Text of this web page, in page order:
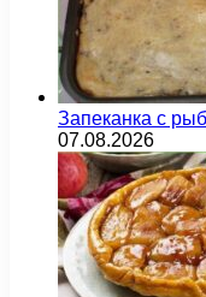
Запеканка с
07.08.2026